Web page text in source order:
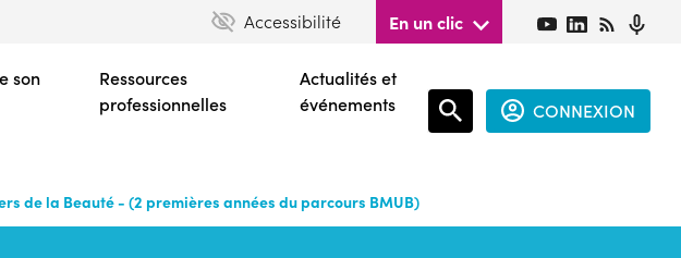
Accessibilité En un clic
son
Ressources
professionnelles
Actualités et
événements
CONNEXION
de la Beauté - (2 premières années du parcours BMUB)